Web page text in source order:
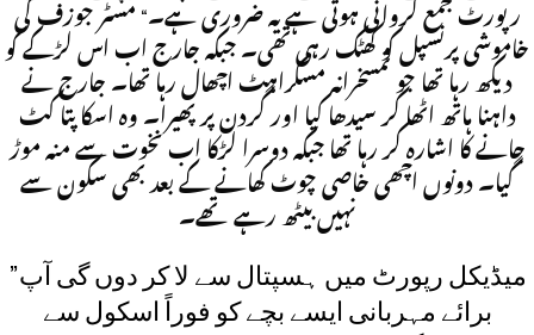
رپورٹ جمع کروانی ہوتی ہے یہ ضروری ہے۔“ مسٹر جوزف کی
خاموشی پرنسپل کو کھٹک رہی تھی۔ جبکہ جارج اب اس لڑکے کو
دیکھ رہا تھا جو تمسخرانہ مسکراہٹ اچھال رہا تھا۔ جارج نے
داہنا ہاتھ اٹھا کر سیدھا کیا اور گردن پر پھیرا۔ وہ اسکا پتا کٹ
جانے کا اشارہ کر رہا تھا جبکہ دوسرا لڑکا اب نخوت سے منہ موڑ
گیا۔ دونوں اچھی خاصی چوٹ کھانے کے بعد بھی سکون سے
نہیں بیٹھ رہے تھے۔
”میڈیکل رپورٹ میں ہسپتال سے لا کر دوں گی آپ
برائے مہربانی ایسے بچے کو فوراً اسکول سے